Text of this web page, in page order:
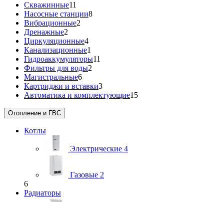
Скважинные11
Насосные станции8
Вибрационные2
Дренажные2
Циркуляционные4
Канализационные1
Гидроаккумуляторы11
Фильтры для воды2
Магистральные6
Картриджи и вставки3
Автоматика и комплектующие15
Отопление и ГВС
Котлы
Электрические 4
Газовые 2
6
Радиаторы